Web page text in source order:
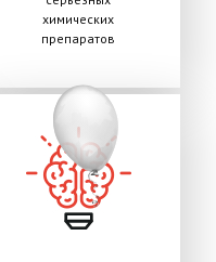
химических
препаратов